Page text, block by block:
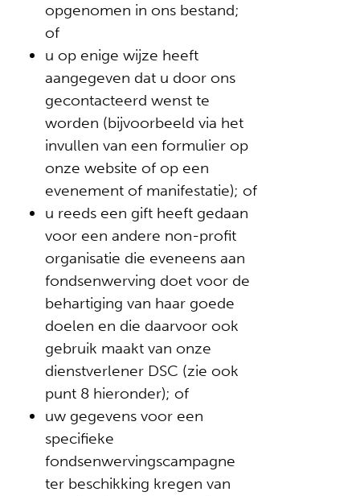
opgenomen in ons bestand;
of
u op enige wijze heeft
aangegeven dat u door ons
gecontacteerd wenst te
worden (bijvoorbeeld via het
invullen van een formulier op
onze website of op een
evenement of manifestatie); of
u reeds een gift heeft gedaan
voor een andere non-profit
organisatie die eveneens aan
fondsenwerving doet voor de
behartiging van haar goede
doelen en die daarvoor ook
gebruik maakt van onze
dienstverlener DSC (zie ook
punt 8 hieronder); of
uw gegevens voor een
specifieke
fondsenwervingscampagne
ter beschikking kregen van